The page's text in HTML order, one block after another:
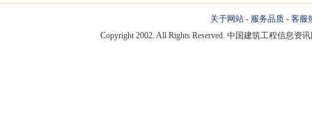
关于网站 - 服务品质 - 客服
Copyright 2002. All Rights Reserved. 中国建筑工程信息资